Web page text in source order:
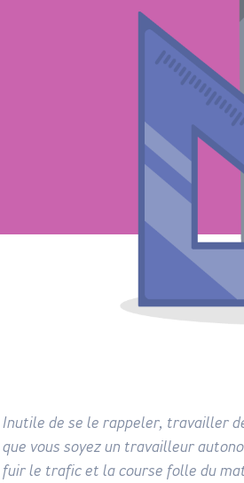
Inutile de se le rappeler, travailler
que vous soyez un travailleur
fuir le trafic et la course folle du